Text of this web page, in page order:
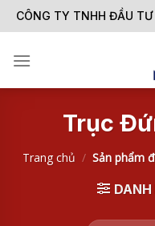
Skip
to
CÔNG TY TNHH ĐẦU TƯ
Trục
Trang chủ / Sản phẩm